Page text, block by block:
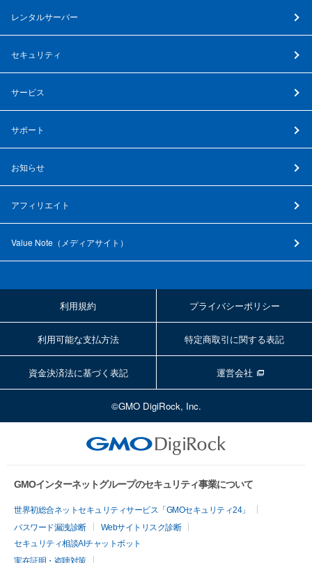
レンタルサーバー
セキュリティ
サービス
サポート
お知らせ
アフィリエイト
Value Note（ メディアサイト ）
利用規約 プライバシーポリシー
利用可能な支払方法 特定商取引に関する表記
資金決済法に基づく表記 運営会社
©GMO DigiRock, Inc.
GMOインターネットグループのセキュリティ事業について
世界初総合ネットセキュリティサービス「GMOセキュリティ24」
パスワード漏洩診断
Webサイトリスク診断
セキュリティ相談AIチャットボット
実在証明・盗聴対策